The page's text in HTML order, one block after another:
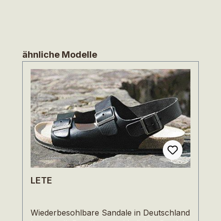
Produktgalerie überspringen
ähnliche Modelle
LETE
Wiederbesohlbare Sandale in Deutschland